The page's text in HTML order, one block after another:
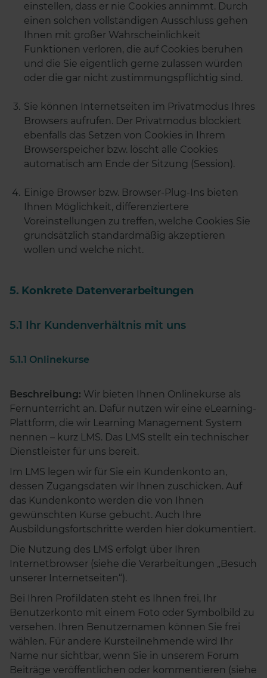
einstellen, dass er nie Cookies annimmt. Durch
einen solchen vollständigen Ausschluss gehen
Ihnen mit großer Wahrscheinlichkeit
Funktionen verloren, die auf Cookies beruhen
und die Sie eigentlich gerne zulassen würden
oder die gar nicht zustimmungspflichtig sind.
Sie können Internetseiten im Privatmodus Ihres
Browsers aufrufen. Der Privatmodus blockiert
ebenfalls das Setzen von Cookies in Ihrem
Browserspeicher bzw. löscht alle Cookies
automatisch am Ende der Sitzung (Session).
Einige Browser bzw. Browser-Plug-Ins bieten
Ihnen Möglichkeit, differenziertere
Voreinstellungen zu treffen, welche Cookies Sie
grundsätzlich standardmäßig akzeptieren
wollen und welche nicht.
5. Konkrete Datenverarbeitungen
5.1 Ihr Kundenverhältnis mit uns
5.1.1 Onlinekurse
Beschreibung: Wir bieten Ihnen Onlinekurse als
Fernunterricht an. Dafür nutzen wir eine eLearning-
Plattform, die wir Learning Management System
nennen – kurz LMS. Das LMS stellt ein technischer
Dienstleister für uns bereit.
Im LMS legen wir für Sie ein Kundenkonto an,
dessen Zugangsdaten wir Ihnen zuschicken. Auf
das Kundenkonto werden die von Ihnen
gewünschten Kurse gebucht. Auch Ihre
Ausbildungsfortschritte werden hier dokumentiert.
Die Nutzung des LMS erfolgt über Ihren
Internetbrowser (siehe die Verarbeitungen „Besuch
unserer Internetseiten“).
Bei Ihren Profildaten steht es Ihnen frei, Ihr
Benutzerkonto mit einem Foto oder Symbolbild zu
versehen. Ihren Benutzernamen können Sie frei
wählen. Für andere Kursteilnehmende wird Ihr
Name nur sichtbar, wenn Sie in unserem Forum
Beiträge veröffentlichen oder kommentieren (siehe